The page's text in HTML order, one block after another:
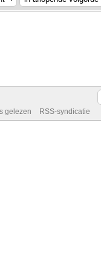
gelezen RSS-syndicatie